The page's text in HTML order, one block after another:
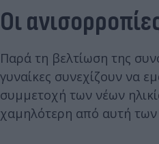
Οι
Παρά τη βελτίωση της
γυναίκες συνεχίζουν να
συμμετοχή των νέων
χαμηλότερη από αυτή